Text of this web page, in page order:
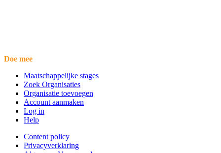
Doe mee
Maatschappelijke stages
Zoek Organisaties
Organisatie toevoegen
Account aanmaken
Log in
Help
Content policy
Privacyverklaring